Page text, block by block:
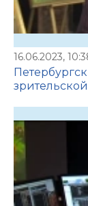
16.06.2023,
зрительской